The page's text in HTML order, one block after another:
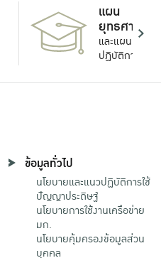
แผน
ยุทธศาสตร์
และแผน
ปฏิบัติการ
ข้อมูลทั่วไป
นโยบายและแนวปฏิบัติการใช้
ปัญญาประดิษฐ์
นโยบายการใช้งานเครือข่าย
มก.
นโยบายคุ้มครองข้อมูลส่วน
บุคคล